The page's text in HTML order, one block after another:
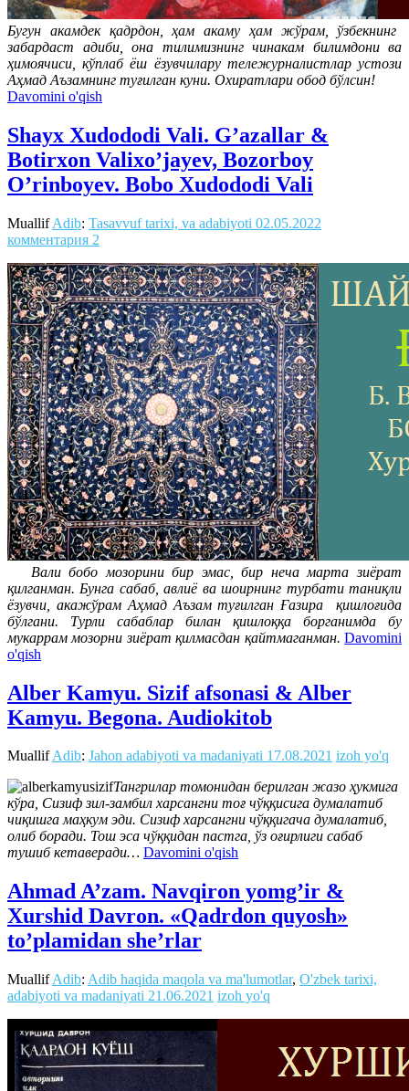
Бугун акамдек қадрдон, ҳам акаму ҳам жўрам, ўзбекнинг
забардаст адиби, она тилимизнинг чинакам билимдони ва
ҳимоячиси, кўплаб ёш ёзувчилару тележурналистлар устози
Аҳмад Аъзамнинг туғилган куни. Охиратлари обод бўлсин!
Davomini o'qish
Shayx Xudododi Vali. G’azallar &
Botirxon Valixo’jayev, Bozorboy
O’rinboyev. Bobo Xudododi Vali
MuallifAdib: Tasavvuf tarixi, va adabiyoti 02.05.2022
комментария 2
Вали бобо мозорини бир эмас, бир неча марта зиёрат
қилганман. Бунга сабаб, авлиё ва шоирнинг турбати таниқли
ёзувчи, акажўрам Аҳмад Аъзам туғилган Ғазира қишлоғида
бўлгани. Турли сабаблар билан қишлоққа борганимда бу
мукаррам мозорни зиёрат қилмасдан қайтмаганман. Davomini
o'qish
Alber Kamyu. Sizif afsonasi & Alber
Kamyu. Begona. Audiokitob
MuallifAdib: Jahon adabiyoti va madaniyati 17.08.2021 izoh yo'q
Тангрилар томонидан берилган жазо ҳукмига
кўра, Сизиф зил-замбил харсангни тоғ чўққисига думалатиб
чиқишга маҳкум эди. Сизиф харсангни чўққигача думалатиб,
олиб боради. Тош эса чўққидан пастга, ўз оғирлиги сабаб
тушиб кетаверади… Davomini o'qish
Ahmad A’zam. Navqiron yomg’ir &
Xurshid Davron. «Qadrdon quyosh»
to’plamidan she’rlar
MuallifAdib: Adib haqida maqola va ma'lumotlar, O'zbek tarixi,
adabiyoti va madaniyati 21.06.2021 izoh yo'q